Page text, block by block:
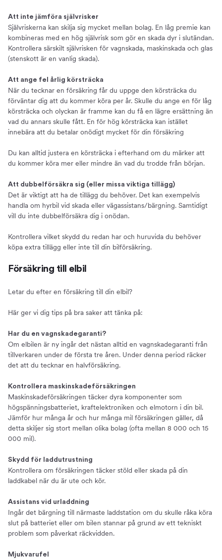
Att inte jämföra självrisker
Självriskerna kan skilja sig mycket mellan bolag. En låg premie kan
kombineras med en hög självrisk som gör en skada dyr i slutändan.
Kontrollera särskilt självrisken för vagnskada, maskinskada och glas
(stenskott är en vanlig skada).
Att ange fel årlig körsträcka
När du tecknar en försäkring får du uppge den körsträcka du
förväntar dig att du kommer köra per år. Skulle du ange en för låg
körsträcka och olyckan är framme kan du få en lägre ersättning än
vad du annars skulle fått. En för hög körsträcka kan istället
innebära att du betalar onödigt mycket för din försäkring
Du kan alltid justera en körsträcka i efterhand om du märker att
du kommer köra mer eller mindre än vad du trodde från början.
Att dubbelförsäkra sig (eller missa viktiga tillägg)
Det är viktigt att ha de tillägg du behöver. Det kan exempelvis
handla om hyrbil vid skada eller vägassistans/bärgning. Samtidigt
vill du inte dubbelförsäkra dig i onödan.
Kontrollera vilket skydd du redan har och huruvida du behöver
köpa extra tillägg eller inte till din bilförsäkring.
Försäkring till elbil
Letar du efter en försäkring till din elbil?
Här ger vi dig tips på bra saker att tänka på:
Har du en vagnskadegaranti?
Om elbilen är ny ingår det nästan alltid en vagnskadegaranti från
tillverkaren under de första tre åren. Under denna period räcker
det att du tecknar en halvförsäkring.
Kontrollera maskinskadeförsäkringen
Maskinskadeförsäkringen täcker dyra komponenter som
högspänningsbatteriet, kraftelektroniken och elmotorn i din bil.
Jämför hur många år och hur många mil försäkringen gäller, då
detta skiljer sig stort mellan olika bolag (ofta mellan 8 000 och 15
000 mil).
Skydd för laddutrustning
Kontrollera om försäkringen täcker stöld eller skada på din
laddkabel när du är ute och kör.
Assistans vid urladdning
Ingår det bärgning till närmaste laddstation om du skulle råka köra
slut på batteriet eller om bilen stannar på grund av ett tekniskt
problem som påverkat räckvidden.
Mjukvarufel